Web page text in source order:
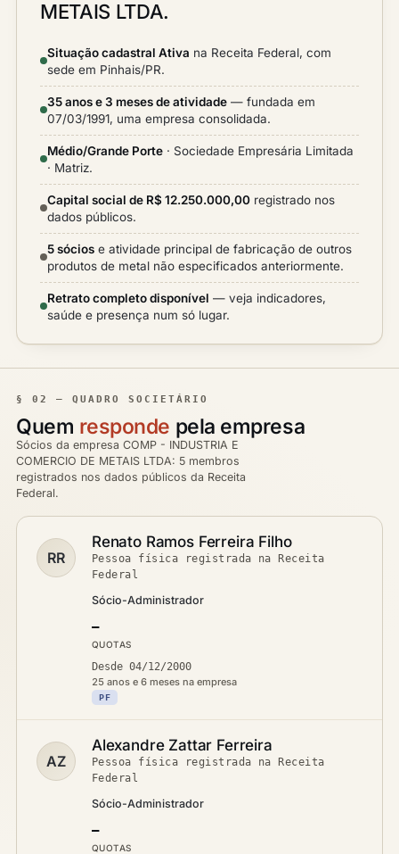
METAIS LTDA.
Situação cadastral Ativa na Receita Federal, com
sede em Pinhais/PR.
35 anos e 3 meses de atividade — fundada em
07/03/1991, uma empresa consolidada.
Médio/Grande Porte · Sociedade Empresária Limitada
· Matriz.
Capital social de R$ 12.250.000,00 registrado nos
dados públicos.
5 sócios e atividade principal de fabricação de outros
produtos de metal não especificados anteriormente.
Retrato completo disponível — veja indicadores,
saúde e presença num só lugar.
§ 02 — QUADRO SOCIETÁRIO
Quem responde pela empresa
Sócios da empresa COMP - INDUSTRIA E
COMERCIO DE METAIS LTDA: 5 membros
registrados nos dados públicos da Receita
Federal.
RR
Renato Ramos Ferreira Filho
Pessoa física registrada na Receita
Federal
Sócio-Administrador
—
QUOTAS
Desde 04/12/2000
25 anos e 6 meses na empresa
PF
AZ
Alexandre Zattar Ferreira
Pessoa física registrada na Receita
Federal
Sócio-Administrador
—
QUOTAS